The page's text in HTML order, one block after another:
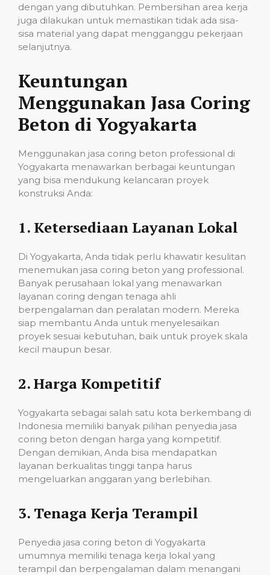
dengan yang dibutuhkan. Pembersihan area kerja
juga dilakukan untuk memastikan tidak ada sisa-
sisa material yang dapat mengganggu pekerjaan
selanjutnya.
Keuntungan
Menggunakan Jasa Coring
Beton di Yogyakarta
Menggunakan jasa coring beton professional di
Yogyakarta menawarkan berbagai keuntungan
yang bisa mendukung kelancaran proyek
konstruksi Anda:
1. Ketersediaan Layanan Lokal
Di Yogyakarta, Anda tidak perlu khawatir kesulitan
menemukan jasa coring beton yang professional.
Banyak perusahaan lokal yang menawarkan
layanan coring dengan tenaga ahli
berpengalaman dan peralatan modern. Mereka
siap membantu Anda untuk menyelesaikan
proyek sesuai kebutuhan, baik untuk proyek skala
kecil maupun besar.
2.Harga Kompetitif
Yogyakarta sebagai salah satu kota berkembang di
Indonesia memiliki banyak pilihan penyedia jasa
coring beton dengan harga yang kompetitif.
Dengan demikian, Anda bisa mendapatkan
layanan berkualitas tinggi tanpa harus
mengeluarkan anggaran yang berlebihan.
3. Tenaga Kerja Terampil
Penyedia jasa coring beton di Yogyakarta
umumnya memiliki tenaga kerja lokal yang
terampil dan berpengalaman dalam menangani